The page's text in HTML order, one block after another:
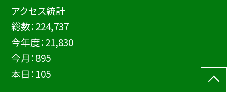
アクセス統計
総数：224,737
今年度：21,830
今月：895
本日： 105